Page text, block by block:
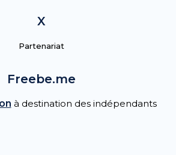
X
Partenariat
Freebe.me
à destination des indépendants